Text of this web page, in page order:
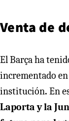
Venta de
El Barça ha
incrementado
institución. En
Laporta y la